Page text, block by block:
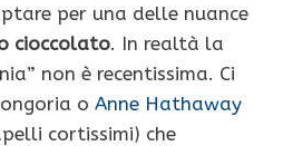
per una delle nuance
cioccolato. In realtà la
non è recentissima. Ci
o Anne Hathaway
cortissimi) che